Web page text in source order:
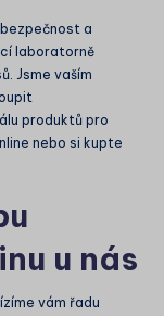
a
laboratorně
Jsme vaším
produktů pro
nebo si kupte
u nás
vám řadu